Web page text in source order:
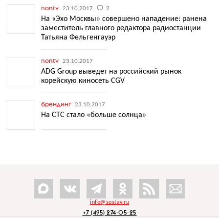
nontv 23.10.2017 2
На «Эхо Москвы» совершено нападение: ранена
заместитель главного редактора радиостанции
Татьяна Фельгенгауэр
nontv 23.10.2017
ADG Group выведет на российский рынок
корейскую киносеть CGV
брендинг 23.10.2017
На СТС стало «больше солнца»
info@sostav.ru
+7 (495) 274-05-25